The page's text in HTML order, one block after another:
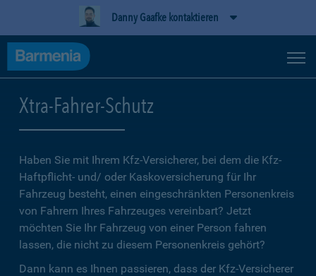
Danny Gaafke kontaktieren
Xtra-Fahrer-Schutz
Haben Sie mit Ihrem Kfz-Versicherer, bei dem die Kfz-
Haftpflicht- und/ oder Kaskoversicherung für Ihr
Fahrzeug besteht, einen eingeschränkten Personenkreis
von Fahrern Ihres Fahrzeuges vereinbart? Jetzt
möchten Sie Ihr Fahrzeug von einer Person fahren
lassen, die nicht zu diesem Personenkreis gehört?
Dann kann es Ihnen passieren, dass der Kfz-Versicherer